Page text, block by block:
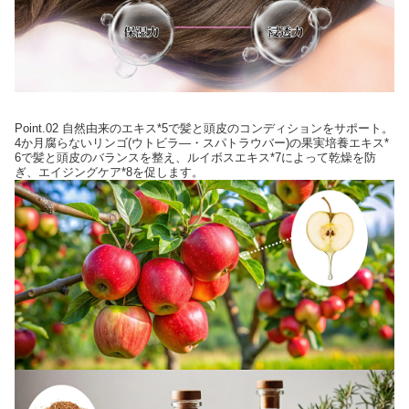
Point.02 自然由来のエキス*5で髪と頭皮のコンディションをサポート。
4か月腐らないリンゴ(ウトビラ―・スパトラウバー)の果実培養エキス*
6で髪と頭皮のバランスを整え、ルイボスエキス*7によって乾燥を防
ぎ、エイジングケア*8を促します。